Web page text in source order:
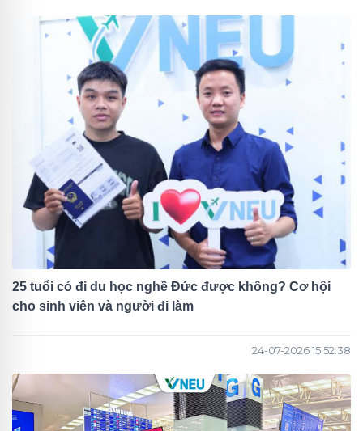
25 tuổi có đi du học nghề Đức được không? Cơ hội
cho sinh viên và người đi làm
24-07-2026 15:52:38